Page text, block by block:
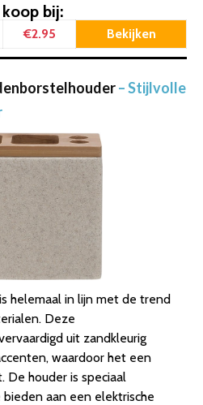
koop bij:
€2.95 Bekijken
– Stijlvolle
helemaal in lijn met de trend
Deze
uit zandkleurig
waardoor het een
houder is speciaal
aan een elektrische